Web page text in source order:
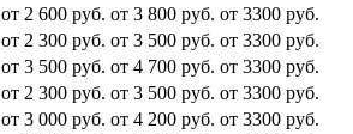
от 2 600 руб. от 3 800 руб. от 3300 руб.
от 2 300 руб. от 3 500 руб. от 3300 руб.
от 3 500 руб. от 4 700 руб. от 3300 руб.
от 2 300 руб. от 3 500 руб. от 3300 руб.
от 3 000 руб. от 4 200 руб. от 3300 руб.